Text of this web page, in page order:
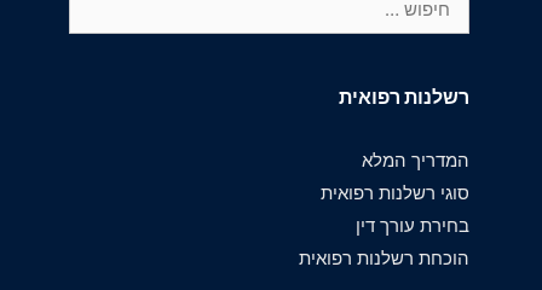
רשלנות רפואית
המדריך המלא
סוגי רשלנות רפואית
בחירת עורך דין
הוכחת רשלנות רפואית